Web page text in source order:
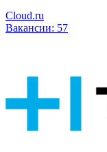
Cloud.ru
Вакансии: 57